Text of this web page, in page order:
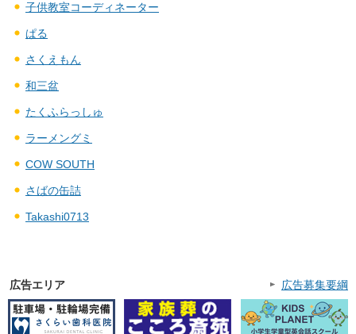
子供教室コーディネーター
ぱる
さくえもん
和三盆
たくふらっしゅ
ラーメングミ
COW SOUTH
さばの缶詰
Takashi0713
広告エリア 広告募集要綱